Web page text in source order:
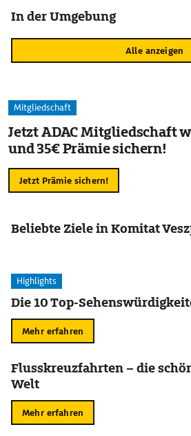
In der Umgebung
Alle anzeigen
Mitgliedschaft
Jetzt ADAC Mitgliedschaft
und 35€ Prämie sichern!
Jetzt Prämie sichern!
Beliebte Ziele in Komitat
Highlights
Die 10 Top-
Mehr erfahren
Flusskreuzfahrten – die
Welt
Mehr erfahren